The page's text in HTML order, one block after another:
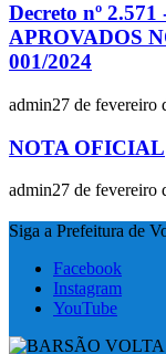
Decreto nº
APROVADOS
001/2024
admin27 de fevereiro
NOTA OFICIAL
admin27 de fevereiro
Siga a Prefeitura de
Facebook
Instagram
YouTube